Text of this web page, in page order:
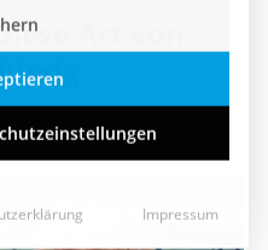
Art von